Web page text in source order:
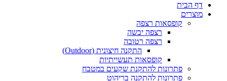
דף הבית
מוצרים
קופסאות רצפה
רצפה יבשה
רצפה רטובה
התקנה חיצונית (Outdoor)
קופסאות תעשייתיות
פתרונות להתקנת שקעים במטבח
פתרונות להתקנה בריהוט